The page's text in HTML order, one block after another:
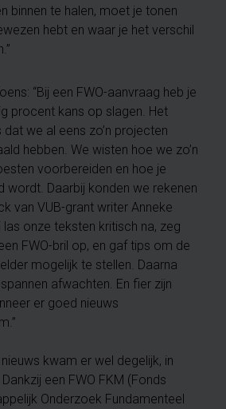
binnen te halen, moet je tonen
hebt en waar je het verschil
“Bij een FWO-aanvraag heb je
procent kans op slagen. Het
we al eens zo’n projecten
hebben. We wisten hoe we zo’n
voorbereiden en hoe je
wordt. Daarbij konden we rekenen
van VUB-grant writer Anneke
las onze teksten kritisch na, zeg
FWO-bril op, en gaf tips om de
mogelijk te stellen. Daarna
afwachten. En fier zijn
er goed nieuws
kwam er wel degelijk, in
een FWO FKM (Fonds
Onderzoek Fundamenteel